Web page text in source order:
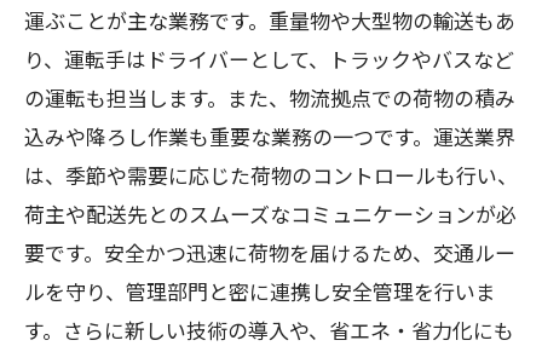
運ぶことが主な業務です。重量物や大型物の輸送もあ
り、運転手はドライバーとして、トラックやバスなど
の運転も担当します。また、物流拠点での荷物の積み
込みや降ろし作業も重要な業務の一つです。運送業界
は、季節や需要に応じた荷物のコントロールも行い、
荷主や配送先とのスムーズなコミュニケーションが必
要です。安全かつ迅速に荷物を届けるため、交通ルー
ルを守り、管理部門と密に連携し安全管理を行いま
す。さらに新しい技術の導入や、省エネ・省力化にも